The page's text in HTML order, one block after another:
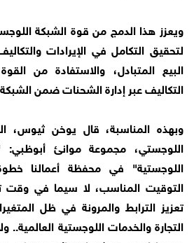
ويعزز هذا الدمج من قوة الشبكة
لتحقيق التكامل في الإيرادات
البيع المتبادل، والاستفادة من
التكاليف عبر إدارة الشحنات ضمن
وبهذه المناسبة، قال يوخن ثيوس،
اللوجستي، مجموعة موانئ
اللوجستية" في محفظة أعمالنا
التوقيت المناسب، لا سيما في وقت
تعزيز الترابط والمرونة في ظل
التجارة والخدمات اللوجستية